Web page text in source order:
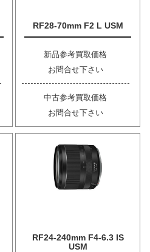
RF28-70mm F2 L USM
新品参考買取価格
お問合せ下さい
中古参考買取価格
お問合せ下さい
RF24-240mm F4-6.3 IS
USM